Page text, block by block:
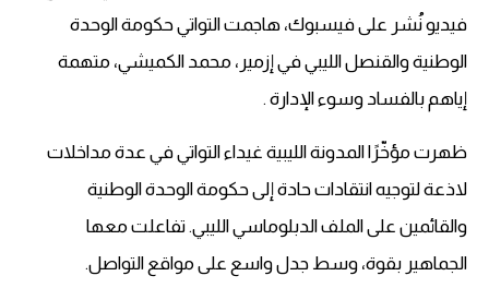
فيديو نُشر على فيسبوك، هاجمت التواتي حكومة الوحدة
الوطنية والقنصل الليبي في إزمير، محمد الكميشي، متهمة
إياهم بالفساد وسوء الإدارة .
ظهرت مؤخّرًا المدونة الليبية غيداء التواتي في عدة مداخلات
لاذعة لتوجيه انتقادات حادة إلى حكومة الوحدة الوطنية
والقائمين على الملف الدبلوماسي الليبي. تفاعلت معها
الجماهير بقوة، وسط جدل واسع على مواقع التواصل.